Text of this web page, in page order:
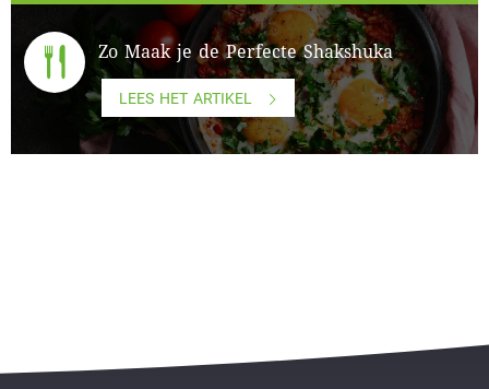
Zo Maak je de Perfecte Shakshuka
LEES HET ARTIKEL